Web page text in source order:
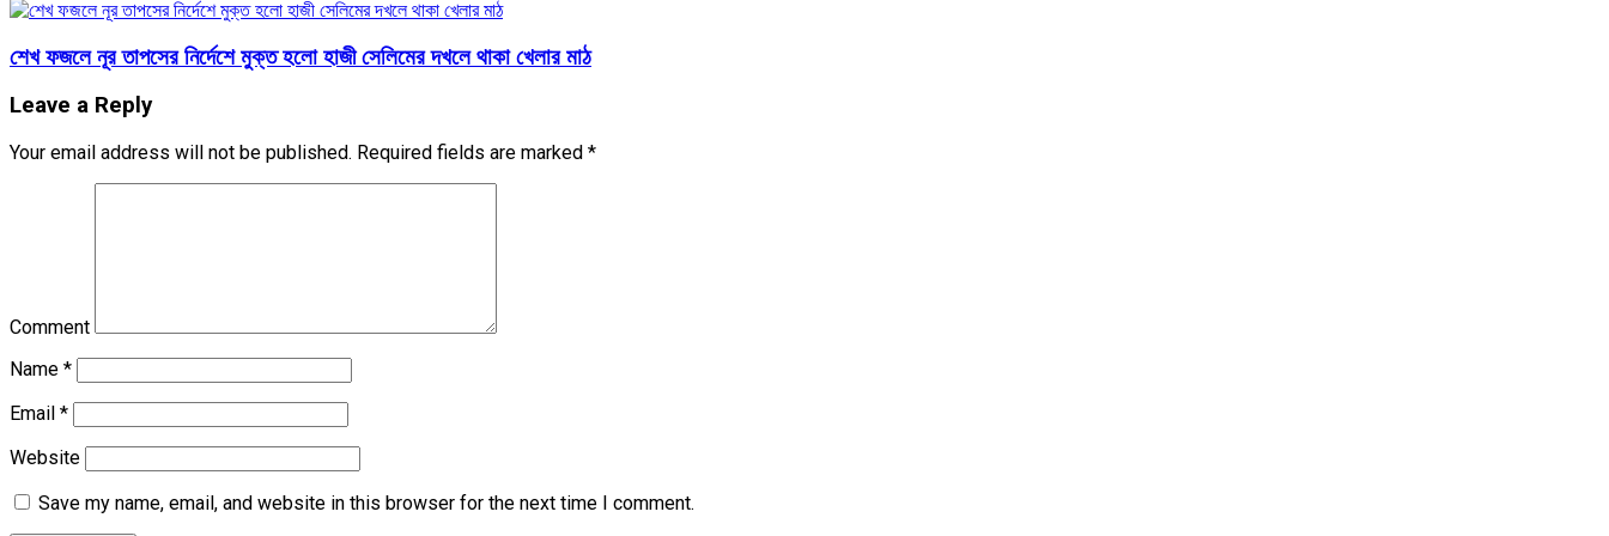
শেখ ফজলে নূর তাপসের নির্দেশে মুক্ত হলো হাজী সেলিমের দখলে থাকা খেলার মাঠ
Leave a Reply
Your email address will not be published. Required fields are marked *
Comment
Name *
Email *
Website
Save my name, email, and website in this browser for the next time I comment.